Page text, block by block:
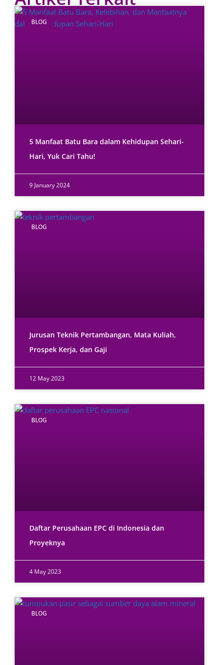
BLOG
5 Manfaat Batu Bara dalam Kehidupan Sehari-
Hari, Yuk Cari Tahu!
9 January 2024
BLOG
Jurusan Teknik Pertambangan, Mata Kuliah,
Prospek Kerja, dan Gaji
12 May 2023
BLOG
Daftar Perusahaan EPC di Indonesia dan
Proyeknya
4 May 2023
BLOG